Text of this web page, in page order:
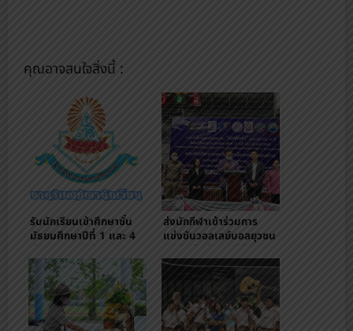
คุณอาจสนใจสิ่งนี้ :
รับนักเรียนเข้าศึกษาชั้น
มัธยมศึกษาปีที่ 1 และ 4
ส่งนักกีฬาเข้าร่วมการ
แข่งขันวอลเลย์บอลยุวชน
ปี ชิงชนะเลิศแห่ง
ประเทศไทย ครั้งที่ 10 (ปีที่
33) ประจำปี 2565